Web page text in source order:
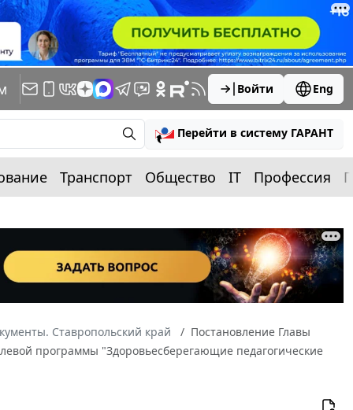
Войти Eng
Перейти в систему ГАРАНТ
Транспорт Общество IT Профессия
Ставропольский край
Постановление Главы
программы "Здоровьесберегающие педагогические